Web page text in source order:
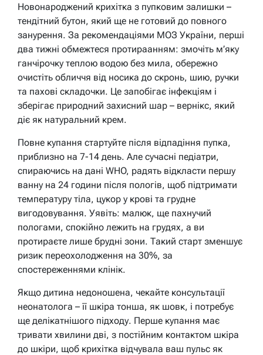
Новонароджений крихітка з пупковим залишки –
тендітний бутон, який ще не готовий до повного
занурення. За рекомендаціями МОЗ України, перші
два тижні обмежтеся протираанням: змочіть м’яку
ганчірочку теплою водою без мила, обережно
очистіть обличчя від носика до скронь, шию, ручки
та пахові складочки. Це запобігає інфекціям і
зберігає природний захисний шар – вернікс, який
діє як натуральний крем.
Повне купання стартуйте після відпадіння пупка,
приблизно на 7-14 день. Але сучасні педіатри,
спираючись на дані WHO, радять відкласти першу
ванну на 24 години після пологів, щоб підтримати
температуру тіла, цукор у крові та грудне
вигодовування. Уявіть: малюк, ще пахнучий
пологами, спокійно лежить на грудях, а ви
протираєте лише брудні зони. Такий старт зменшує
ризик переохолодження на 30%, за
спостереженнями клінік.
Якщо дитина недоношена, чекайте консультації
неонатолога – її шкіра тонша, як шовк, і потребує
ще делікатнішого підходу. Перше купання має
тривати хвилини дві, з постійним контактом шкіра
до шкіри, щоб крихітка відчувала ваш пульс як